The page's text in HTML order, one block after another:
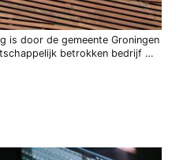
is door de gemeente Groningen
betrokken bedrijf …